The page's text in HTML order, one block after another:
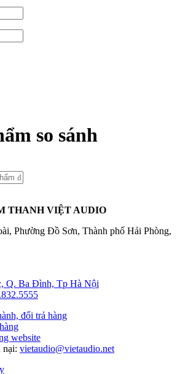
so sánh
THANH VIỆT AUDIO
Phường Đồ Sơn, Thành phố Hải Phòng,
Q. Ba Đình, Tp Hà Nội
đổi trả hàng
website
nại: vietaudio@vietaudio.net